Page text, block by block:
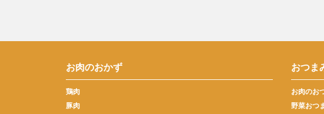
お肉のおかず
鶏肉
豚肉
おつま
お肉のお
野菜おつ